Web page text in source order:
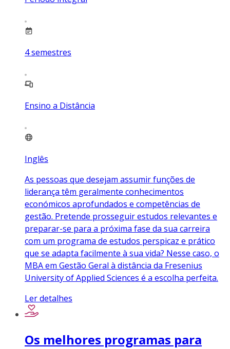
4semestres
Ensino a Distância
Inglês
As pessoas que desejam assumir funções de
liderança têm geralmente conhecimentos
económicos aprofundados e competências de
gestão. Pretende prosseguir estudos relevantes e
preparar-se para a próxima fase da sua carreira
com um programa de estudos perspicaz e prático
que se adapta facilmente à sua vida? Nesse caso, o
MBA em Gestão Geral à distância da Fresenius
University of Applied Sciences é a escolha perfeita.
Ler detalhes
Os melhores programas para